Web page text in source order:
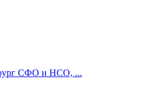
СФО и НСО, ...